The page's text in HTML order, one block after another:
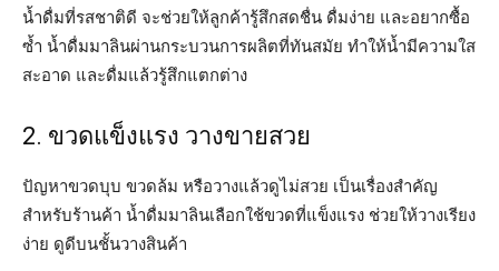
น้ำดื่มที่รสชาติดี จะช่วยให้ลูกค้ารู้สึกสดชื่น ดื่มง่าย และอยากซื้อ
ซ้ำ น้ำดื่มมาลินผ่านกระบวนการผลิตที่ทันสมัย ทำให้น้ำมีความใส
สะอาด และดื่มแล้วรู้สึกแตกต่าง
2. ขวดแข็งแรง วางขายสวย
ปัญหาขวดบุบ ขวดล้ม หรือวางแล้วดูไม่สวย เป็นเรื่องสำคัญ
สำหรับร้านค้า น้ำดื่มมาลินเลือกใช้ขวดที่แข็งแรง ช่วยให้วางเรียง
ง่าย ดูดีบนชั้นวางสินค้า